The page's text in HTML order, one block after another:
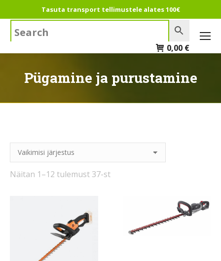
Tasuta transport tellimustele alates 100€
0,00 €
Pügamine ja purustamine
Näitan 1–12 tulemust 37-st